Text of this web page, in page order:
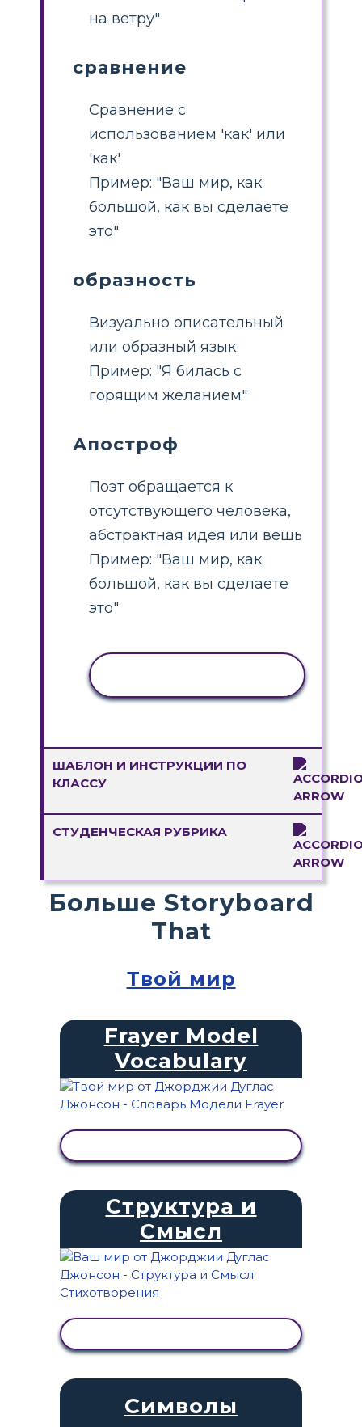
на ветру"
сравнение
Сравнение с
использованием 'как' или
'как'
Пример: "Ваш мир, как
большой, как вы сделаете
это"
образность
Визуально описательный
или образный язык
Пример: "Я билась с
горящим желанием"
Апостроф
Поэт обращается к
отсутствующего человека,
абстрактная идея или вещь
Пример: "Ваш мир, как
большой, как вы сделаете
это"
ШАБЛОН И ИНСТРУКЦИИ ПО
КЛАССУ
СТУДЕНЧЕСКАЯ РУБРИКА
Больше Storyboard
That
Твой мир
Frayer Model
Vocabulary
Структура и
Смысл
Символы